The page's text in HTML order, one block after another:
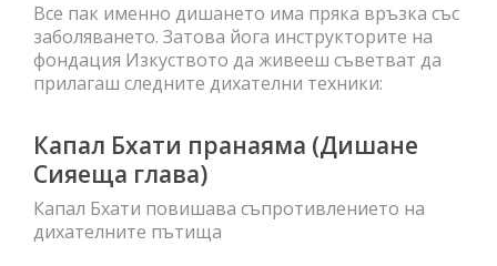
Все пак именно дишането има пряка връзка със
заболяването. Затова йога инструкторите на
фондация Изкуството да живееш съветват да
прилагаш следните дихателни техники:
Капал Бхати пранаяма (Дишане
Сияеща глава)
Капал Бхати повишава съпротивлението на
дихателните пътища